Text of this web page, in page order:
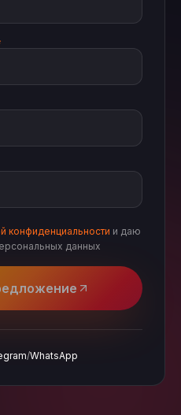
конфиденциальности и даю
данных
/WhatsApp